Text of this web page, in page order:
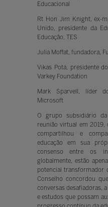
Educacional
Rt Hon Jim Knight, ex-
Unido, presidente da
Educação, TES
Julia Moffat, fundadora,
Vikas Pota, presidente
Varkey Foundation
Mark Sparvell, líder
Microsoft
O grupo subsidiário
reunião virtual em 2019,
compartilhou e
educação em sua
consenso entre os
globalmente, estão
potencial transformador
Conselho concordou
conversas desafiadoras,
e estudos que possam